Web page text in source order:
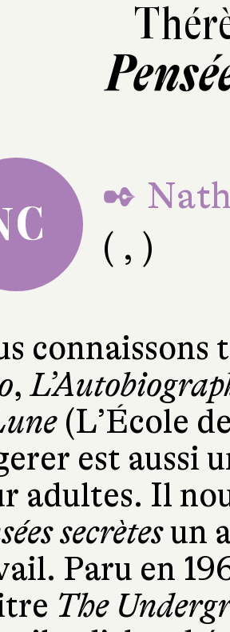
✒
( , )
connaissons
,
(L’École
est aussi
adultes. Il
secrètesun
Paru en
The